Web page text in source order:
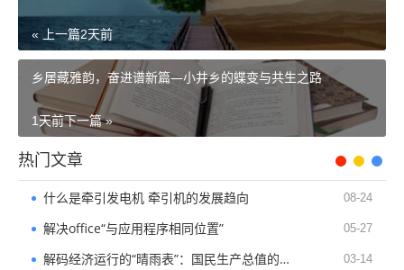
« 上一篇2天前
乡居藏雅韵，奋进谱新篇—小井乡的蝶变与共生之路
下一篇 »
1天前
热门文章
什么是牵引发电机 牵引机的发展趋向 08-24
解决office“与应用程序相同位置” 05-27
解码经济运行的“晴雨表”：国民生产总值的核心价值与实践意义 03-14